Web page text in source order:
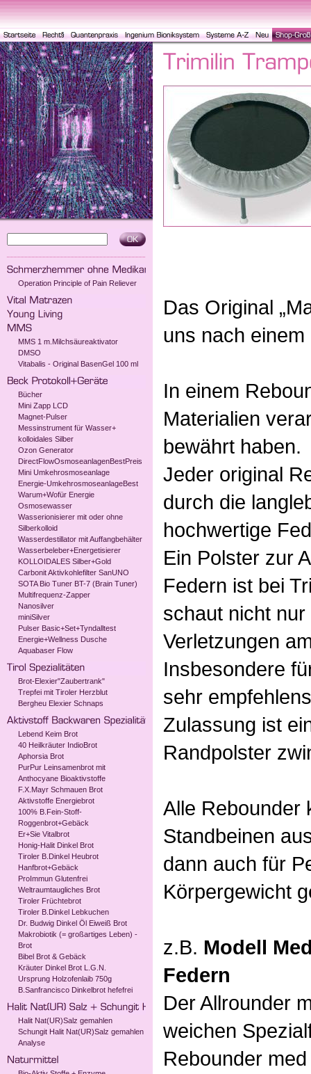
Operation Principle of Pain Reliever
MMS 1 m.Milchsäureaktivator
DMSO
Vitabalis - Original BasenGel 100 ml
Bücher
Mini Zapp LCD
Magnet-Pulser
Messinstrument für Wasser+
kolloidales Silber
Ozon Generator
DirectFlowOsmoseanlagenBestPreis
Mini Umkehrosmoseanlage
Energie-UmkehrosmoseanlageBest
Warum+Wofür Energie
Osmosewasser
Wasserionisierer mit oder ohne
Silberkolloid
Wasserdestillator mit Auffangbehälter
Wasserbeleber+Energetisierer
KOLLOIDALES Silber+Gold
Carbonit Aktivkohlefilter SanUNO
SOTA Bio Tuner BT-7 (Brain Tuner)
Multifrequenz-Zapper
Nanosilver
miniSilver
Pulser Basic+Set+Tyndalltest
Energie+Wellness Dusche
Aquabaser Flow
Brot-Elexier"Zaubertrank"
Trepfei mit Tiroler Herzblut
Bergheu Elexier Schnaps
Lebend Keim Brot
40 Heilkräuter IndioBrot
Aphorsia Brot
PurPur Leinsamenbrot mit
Anthocyane Bioaktivstoffe
F.X.Mayr Schmauen Brot
Aktivstoffe Energiebrot
100% B.Fein-Stoff-
Roggenbrot+Gebäck
Er+Sie Vitalbrot
Honig-Halit Dinkel Brot
Tiroler B.Dinkel Heubrot
Hanfbrot+Gebäck
ProImmun Glutenfrei
Weltraumtaugliches Brot
Tiroler Früchtebrot
Tiroler B.Dinkel Lebkuchen
Dr. Budwig Dinkel Öl Eiweiß Brot
Makrobiotik (= großartiges Leben) -
Brot
Bibel Brot & Gebäck
Kräuter Dinkel Brot L.G.N.
Ursprung Holzofenlaib 750g
B.Sanfrancisco Dinkelbrot hefefrei
Halit Nat(UR)Salz gemahlen
Schungit Halit Nat(UR)Salz gemahlen
Analyse
Das Original
uns nach
In einem
Materialien
bewährt haben.
Jeder original
durch die
hochwertige
Ein Polster zur
Federn ist bei
schaut nicht
Verletzungen
Insbesondere
sehr
Zulassung ist
Randpolster
Alle Rebounder
Standbeinen
dann auch für
Körpergewicht
z.B. Modell
Federn
Der Allrounder
weichen
Rebounder